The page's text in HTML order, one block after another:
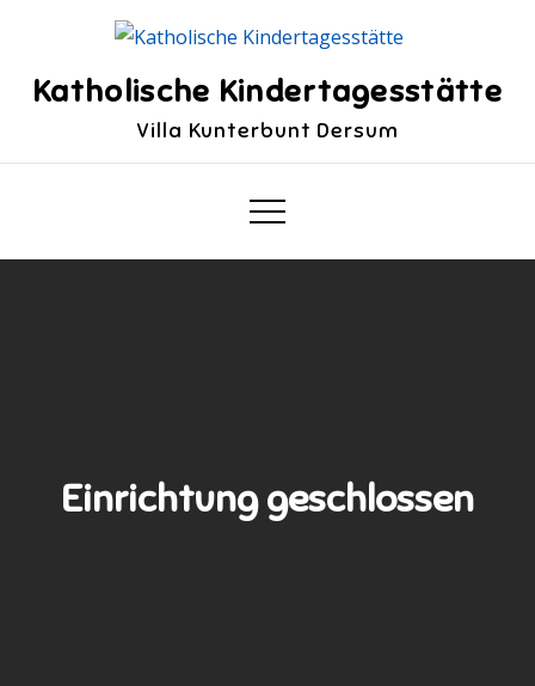
contentKatholische Kindertagesstätte
Villa Kunterbunt Dersum
Einrichtung geschlossen